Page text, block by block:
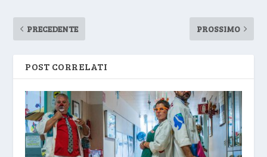
PRECEDENTE PROSSIMO
POST CORRELATI